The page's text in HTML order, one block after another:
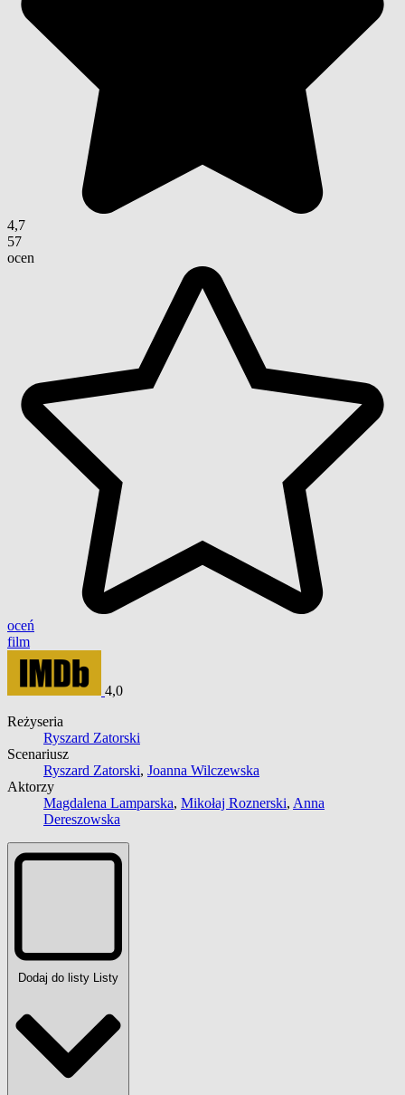
4,7
57
ocen
oceń
film
4,0
Reżyseria
Ryszard Zatorski
Scenariusz
Ryszard Zatorski, Joanna Wilczewska
Aktorzy
Magdalena Lamparska, Mikołaj Roznerski, Anna
Dereszowska
Dodaj do listy Listy